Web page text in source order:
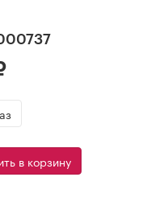
в корзину